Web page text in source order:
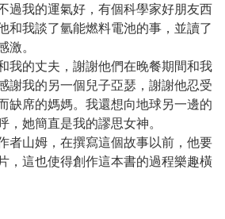
我的運氣好，有個科學家好朋友西
和我談了氫能燃料電池的事，並讀了
。
的丈夫，謝謝他們在晚餐期間和我
謝我的另一個兒子亞瑟，謝謝他忍受
缺席的媽媽。我還想向地球另一邊的
，她簡直是我的謬思女神。
山姆，在撰寫這個故事以前，他要
，這也使得創作這本書的過程樂趣橫